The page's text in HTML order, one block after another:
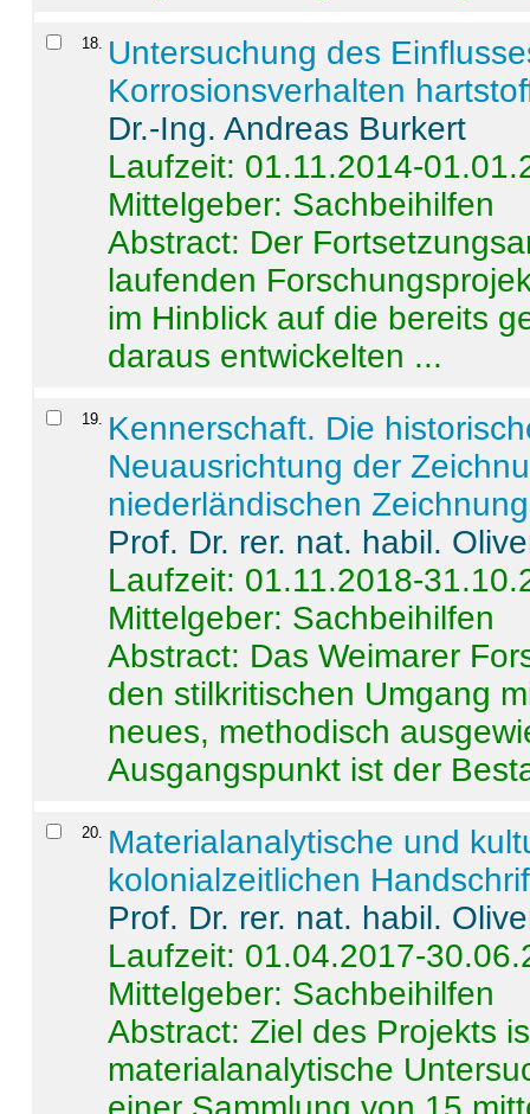
18
Untersuchung des
Korrosionsverhalten
Dr.-Ing. Andreas Burkert
Laufzeit: 01.11.2014-
Mittelgeber: Sachbeihilfen
Abstract: Der
laufenden
im Hinblick auf die bereits
daraus entwickelten ...
19
Kennerschaft. Die
Neuausrichtung der
niederländischen
Prof. Dr. rer. nat. habil.
Laufzeit: 01.11.2018-
Mittelgeber: Sachbeihilfen
Abstract: Das Weimarer
den stilkritischen Umgang
neues, methodisch
Ausgangspunkt ist der
20
Materialanalytische und
kolonialzeitlichen
Prof. Dr. rer. nat. habil.
Laufzeit: 01.04.2017-
Mittelgeber: Sachbeihilfen
Abstract:Ziel des Projekts
materialanalytische